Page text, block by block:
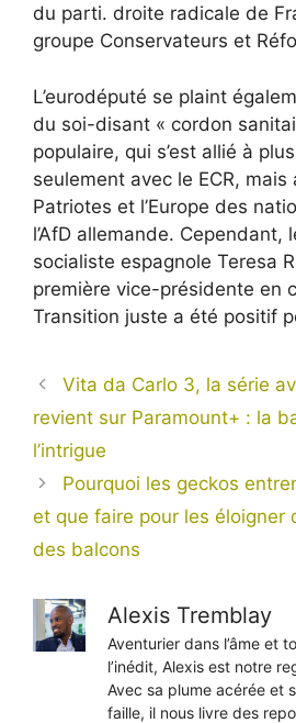
du parti. droite radicale de
groupe Conservateurs et
L’eurodéputé se plaint
du soi-disant « cordon
populaire, qui s’est allié à
seulement avec le ECR, mais
Patriotes et l’Europe des
l’AfD allemande. Cependant,
socialiste espagnole Teresa
première vice-présidente en
Transition juste a été positif
Vita da Carlo 3, la série
revient sur Paramount+ : la
l’intrigue
Pourquoi les geckos
et que faire pour les éloigner
des balcons
Alexis Tremblay
Aventurier dans l’âme et
l’inédit, Alexis est notre
Avec sa plume acérée et
faille, il nous livre des